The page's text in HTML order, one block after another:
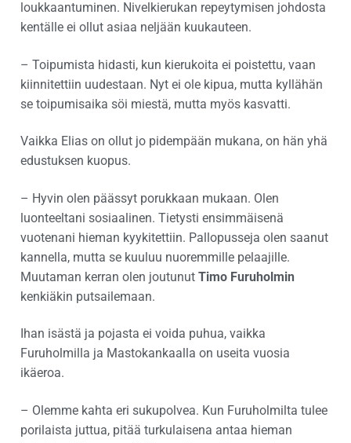
loukkaantuminen. Nivelkierukan repeytymisen johdosta
kentälle ei ollut asiaa neljään kuukauteen.
– Toipumista hidasti, kun kierukoita ei poistettu, vaan
kiinnitettiin uudestaan. Nyt ei ole kipua, mutta kyllähän
se toipumisaika söi miestä, mutta myös kasvatti.
Vaikka Elias on ollut jo pidempään mukana, on hän yhä
edustuksen kuopus.
– Hyvin olen päässyt porukkaan mukaan. Olen
luonteeltani sosiaalinen. Tietysti ensimmäisenä
vuotenani hieman kyykitettiin. Pallopusseja olen saanut
kannella, mutta se kuuluu nuoremmille pelaajille.
Muutaman kerran olen joutunut Timo Furuholmin
kenkiäkin putsailemaan.
Ihan isästä ja pojasta ei voida puhua, vaikka
Furuholmilla ja Mastokankaalla on useita vuosia
ikäeroa.
– Olemme kahta eri sukupolvea. Kun Furuholmilta tulee
porilaista juttua, pitää turkulaisena antaa hieman